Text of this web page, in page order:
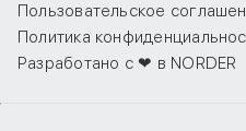
Пользовательское
Политика
Разработано с ❤ в NORDER